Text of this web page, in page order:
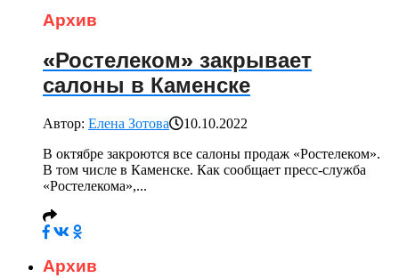
Архив
«Ростелеком» закрывает
салоны в Каменске
Автор: Елена Зотова
10.10.2022
В октябре закроются все салоны продаж «Ростелеком».
В том числе в Каменске. Как сообщает пресс-служба
«Ростелекома»,...
Архив